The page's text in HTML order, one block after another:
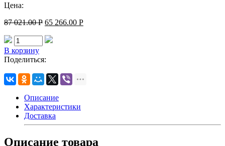
Цена:
87 021.00Р 65 266.00 Р
В корзину
Поделиться:
Описание
Характеристики
Доставка
Описание товара